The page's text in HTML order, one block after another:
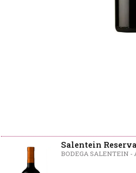
Salentein
BODEGA SALENTEIN -